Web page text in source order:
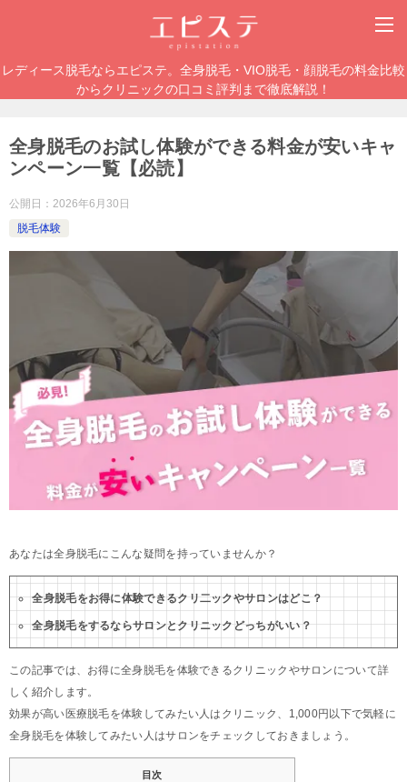
レディース脱毛ならエピステ。全身脱毛・VIO脱毛・顔脱毛の料金比較
からクリニックの口コミ評判まで徹底解説！
全身脱毛のお試し体験ができる料金が安いキャ
ンペーン一覧【必読】
公開日： 2026年6月30日
脱毛体験
あなたは全身脱毛にこんな疑問を持っていませんか？
全身脱毛をお得に体験できるクリ二ックやサロンはどこ？
全身脱毛をするならサロンとクリニックどっちがいい？
この記事では、お得に全身脱毛を体験できるクリニックやサロンについて詳
しく紹介します。
効果が高い医療脱毛を体験してみたい人はクリニック、1,000円以下で気軽に
全身脱毛を体験してみたい人はサロンをチェックしておきましょう。
目次